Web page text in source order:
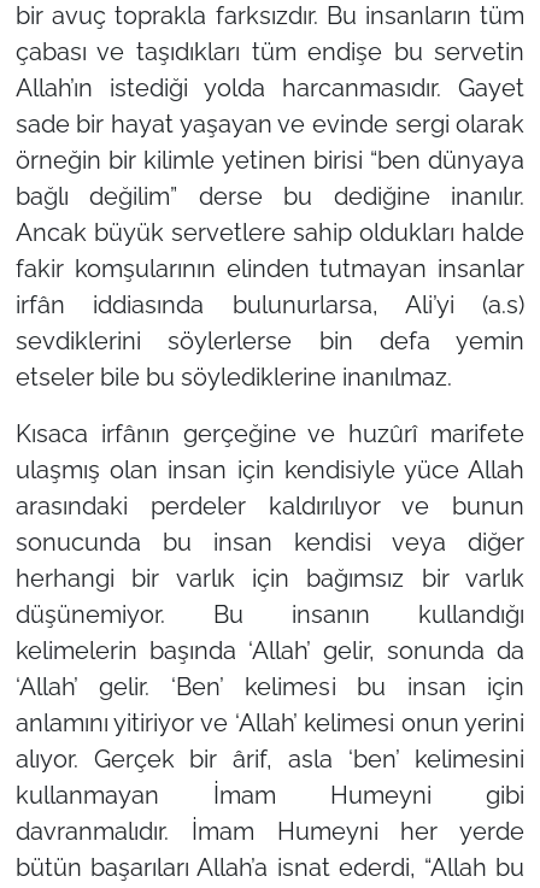
bir avuç toprakla farksızdır. Bu insanların tüm
çabası ve taşıdıkları tüm endişe bu servetin
Allah’ın istediği yolda harcanmasıdır. Gayet
sade bir hayat yaşayan ve evinde sergi olarak
örneğin bir kilimle yetinen birisi “ben dünyaya
bağlı değilim” derse bu dediğine inanılır.
Ancak büyük servetlere sahip oldukları halde
fakir komşularının elinden tutmayan insanlar
irfân iddiasında bulunurlarsa, Ali’yi (a.s)
sevdiklerini söylerlerse bin defa yemin
etseler bile bu söylediklerine inanılmaz.
Kısaca irfânın gerçeğine ve huzûrî marifete
ulaşmış olan insan için kendisiyle yüce Allah
arasındaki perdeler kaldırılıyor ve bunun
sonucunda bu insan kendisi veya diğer
herhangi bir varlık için bağımsız bir varlık
düşünemiyor. Bu insanın kullandığı
kelimelerin başında ‘Allah’ gelir, sonunda da
‘Allah’ gelir. ‘Ben’ kelimesi bu insan için
anlamını yitiriyor ve ‘Allah’ kelimesi onun yerini
alıyor. Gerçek bir ârif, asla ‘ben’ kelimesini
kullanmayan İmam Humeyni gibi
davranmalıdır. İmam Humeyni her yerde
bütün başarıları Allah’a isnat ederdi, “Allah bu